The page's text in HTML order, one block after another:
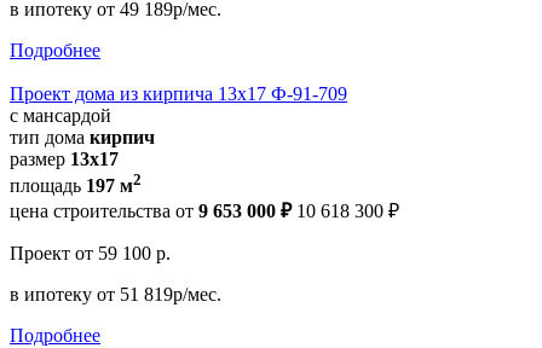
в ипотеку от 49 189р/мес.
Подробнее
Проект дома из кирпича 13х17 Ф-91-709
с мансардой
тип дома кирпич
размер 13x17
площадь 197 м2
цена строительства от 9 653 000 ₽ 10 618 300 ₽
Проект от 59 100 р.
в ипотеку от 51 819р/мес.
Подробнее